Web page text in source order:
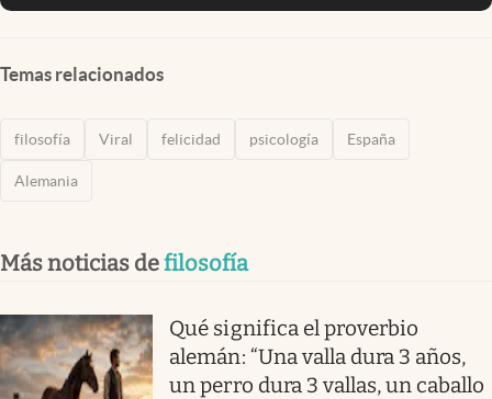
Temas relacionados
filosofía Viral felicidad psicología España
Alemania
Más noticias defilosofía
Qué significa el proverbio
alemán: “Una valla dura 3 años,
un perro dura 3 vallas, un caballo